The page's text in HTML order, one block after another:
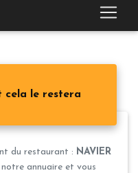
cela le restera
du restaurant : NAVIER
annuaire et vous